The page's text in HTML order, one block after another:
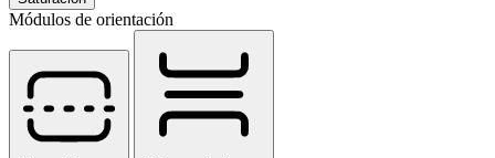
Módulos de orientación